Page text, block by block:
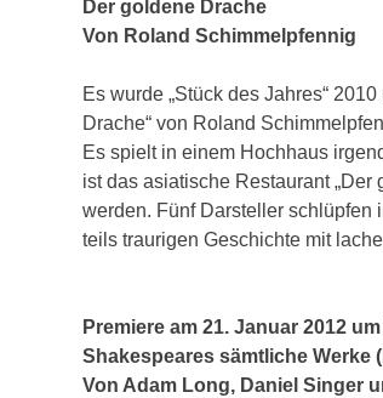
Der goldene Drache
Von Roland Schimmelpfennig
Es wurde „Stück des Jahres“
Drache“ von Roland
Es spielt in einem Hochhaus
ist das asiatische Restaurant
werden. Fünf Darsteller schlüpfen
teils traurigen Geschichte mit
Premiere am 21. Januar 2012
Shakespeares sämtliche Werke
Von Adam Long, Daniel Singer